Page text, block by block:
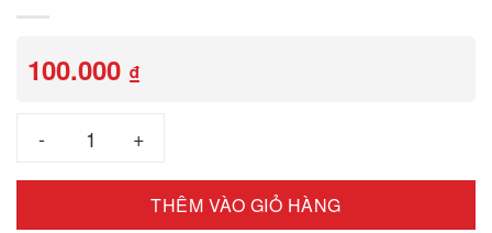
100.000 ₫
THÊM VÀO GIỎ HÀNG